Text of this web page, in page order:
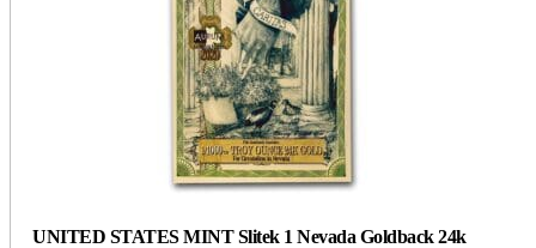
UNITED STATES MINT Slitek 1 Nevada Goldback 24k